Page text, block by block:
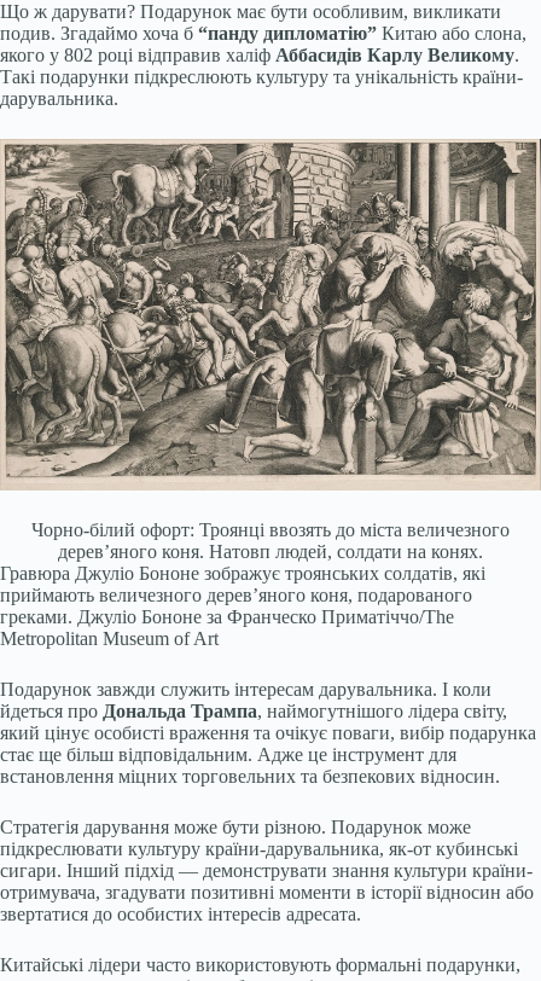
Що ж дарувати? Подарунок має бути особливим, викликати
подив. Згадаймо хоча б “панду дипломатію” Китаю або слона,
якого у 802 році відправив халіф Аббасидів Карлу Великому.
Такі подарунки підкреслюють культуру та унікальність країни-
дарувальника.
Чорно-білий офорт: Троянці ввозять до міста величезного
дерев’яного коня. Натовп людей, солдати на конях.
Гравюра Джуліо Бононе зображує троянських солдатів, які
приймають величезного дерев’яного коня, подарованого
греками. Джуліо Бононе за Франческо Приматіччо/The
Metropolitan Museum of Art
Подарунок завжди служить інтересам дарувальника. І коли
йдеться про Дональда Трампа, наймогутнішого лідера світу,
який цінує особисті враження та очікує поваги, вибір подарунка
стає ще більш відповідальним. Адже це інструмент для
встановлення міцних торговельних та безпекових відносин.
Стратегія дарування може бути різною. Подарунок може
підкреслювати культуру країни-дарувальника, як-от кубинські
сигари. Інший підхід — демонструвати знання культури країни-
отримувача, згадувати позитивні моменти в історії відносин або
звертатися до особистих інтересів адресата.
Китайські лідери часто використовують формальні подарунки,